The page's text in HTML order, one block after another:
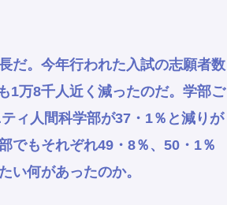
だ。今年行われた入試の志願者数
1万8千人近く減ったのだ。学部ご
ィ人間科学部が37・1％と減りが
でもそれぞれ49・8％、50・1％
い何があったのか。